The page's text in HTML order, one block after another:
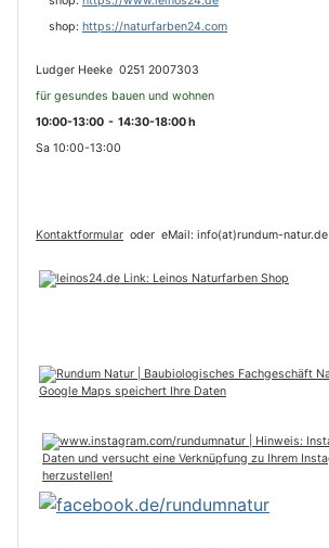
shop: https://naturfarben24.com
Ludger Heeke 0251 2007303
für gesundes bauen und wohnen
10:00-13:00 - 14:30-18:00 h
Sa 10:00-13:00
Kontaktformular oder eMail: info(at)rundum-natur.de